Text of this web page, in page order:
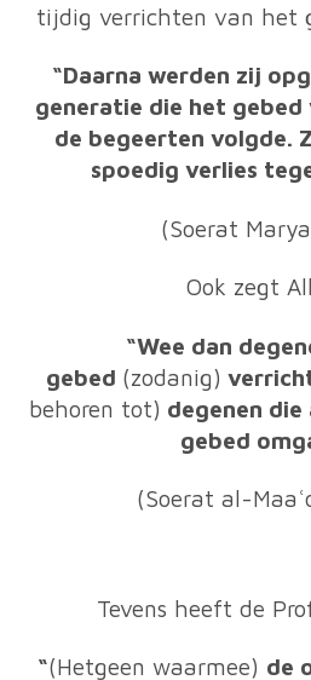
tijdig verrichten van het
“Daarna werden zij
generatie die het gebed
de begeerten volgde.
spoedig verlies
(Soerat
Ook zegt
“Wee dan
gebed (zodanig)
behoren tot) degenen
gebed
(Soerat al-
Tevens heeft de
“(Hetgeen waarmee) de